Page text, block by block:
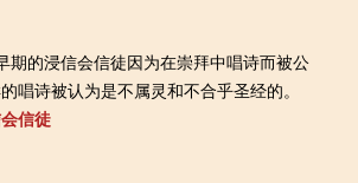
的浸信会信徒因为在崇拜中唱诗而被公
唱诗被认为是不属灵和不合乎圣经的。
信徒